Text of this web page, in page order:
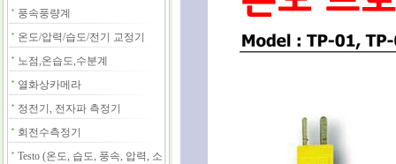
풍속풍량계
온도/압력/습도/전기 교정기
노점,온습도,수분계
열화상카메라
정전기, 전자파 측정기
회전수측정기
Testo (온도, 습도, 풍속, 압력, 소